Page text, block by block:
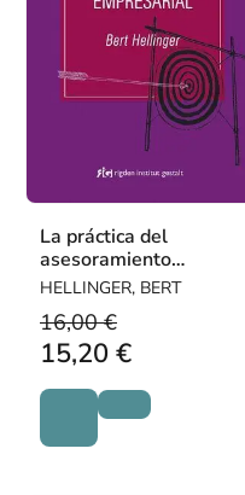
La práctica del
asesoramiento
empresarial
HELLINGER, BERT
16,00 €
15,20 €